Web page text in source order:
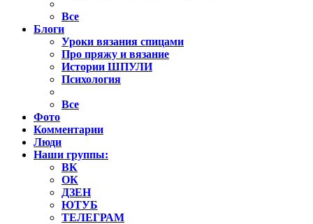
Все
Блоги
Уроки вязания спицами
Про пряжу и вязание
Истории ШПУЛИ
Психология
Все
Фото
Комментарии
Люди
Наши группы:
ВК
ОК
ДЗЕН
ЮТУБ
ТЕЛЕГРАМ